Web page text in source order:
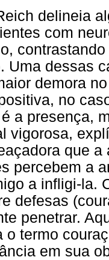
delineia
com
Uma dessas
demora
no
a presença,
vigorosa,
que
percebem a
a infligi-la.
defesas
penetrar.
o termo
em sua